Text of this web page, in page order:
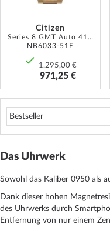
Citizen
Series 8 GMT Auto 41mm 10ATM
NB6033-51E
1.295,00 €
971,25 €
Das Uhrwerk
Sowohl das Kaliber 0950 als
Dank dieser hohen
des Uhrwerks durch
Entfernung von nur einem